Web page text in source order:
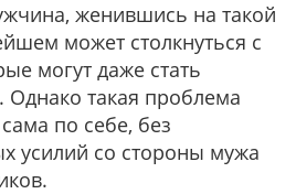
женившись на такой
может столкнуться с
могут даже стать
Однако такая проблема
по себе, без
усилий со стороны мужа